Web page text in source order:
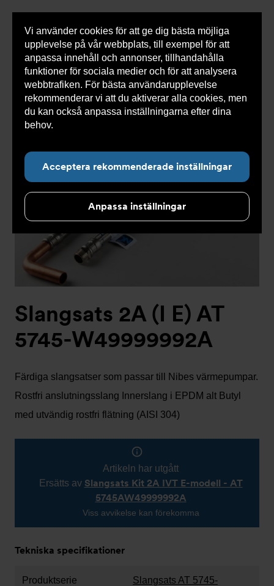
Vi använder cookies för att ge dig bästa möjliga
upplevelse på vår webbplats, till exempel för att
anpassa innehåll och annonser, tillhandahålla
funktioner för sociala medier och för att analysera
webbtrafiken. För bästa användarupplevelse
rekommenderar vi att du aktiverar alla cookies, men
du kan också anpassa inställningarna efter dina
behov.
Acceptera rekommenderade inställningar
Anpassa inställningar
0 varorSnabborder
Du
här:
Armatec > Produkter > Kyla >
Utgången produkt
Slangsats AT 5745- >
Slangsats 2A (I E) AT 5745-
W49999992A
Slangsats 2A (I E) AT
5745-W49999992A
Färdiga slangsatser som passar till Nibes värmepumpar.
Rostfri anslutningsslang Innerslang i EPDM alt Butyl
med utvändig rostfri flätning (AISI 304)
Artikeln har utgått
Ersätts av Slangsats Kit 2A IVT E-modell - AT
5745AW49999992A
Viss avvikelse kan förekomma
Tekniska specifikationer
Produktserie Slangsats AT 5745-